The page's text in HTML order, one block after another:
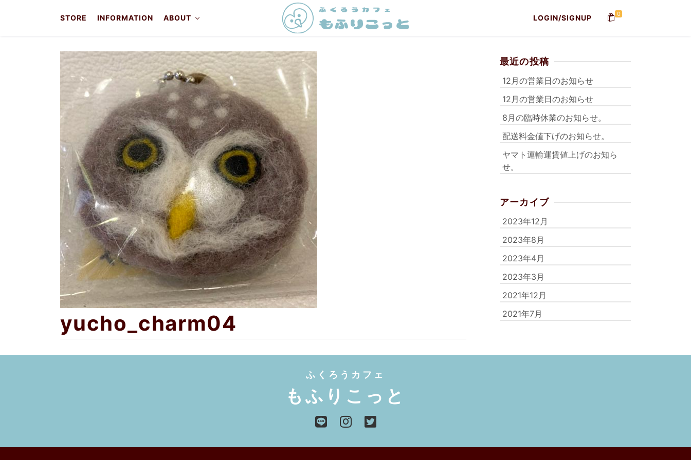
STORE INFORMATION ABOUT LOGIN/SIGNUP 0
yucho_charm04
最近の投稿
12月の営業日のお知らせ
12月の営業日のお知らせ
8月の臨時休業のお知らせ。
配送料金値下げのお知らせ。
ヤマト運輸運賃値上げのお知ら
せ。
アーカイブ
2023年12月
2023年8月
2023年4月
2023年3月
2021年12月
2021年7月
ふくろうカフェ
もふりこっと